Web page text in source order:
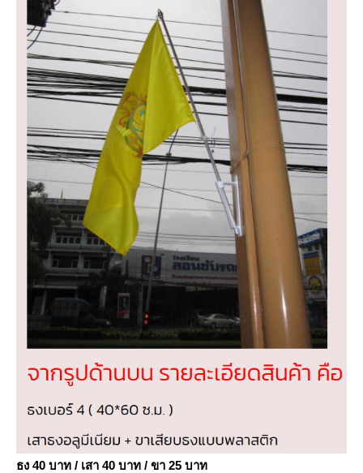
ธง 40 บาท / เสา 40 บาท / ขา 25 บาท